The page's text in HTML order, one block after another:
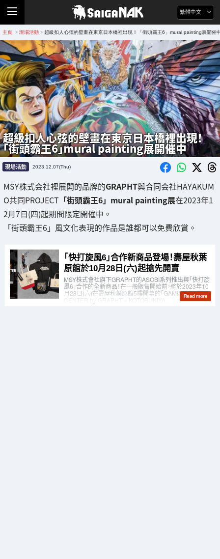
繁體中文
主頁 > 現場活動 > 超級扣人心弦的壁畫在東京日本橋裡出現！「街頭霸王6」mural painting展開催
超級扣人心弦的壁畫在東京日本橋裡出現！
「街頭霸王6」mural painting展開催中
現場活動 2023.12.07(Thu)
MSY株式会社裡展開的品牌的GRAPHT與合同会社HAYAKUM
O共同PROJECT 「街頭霸王6」mural painting展在2023年1
2月7日(四)起期間限定開催中。
「街頭霸王6」風文化表現的作品是誰都可以免費欣賞。